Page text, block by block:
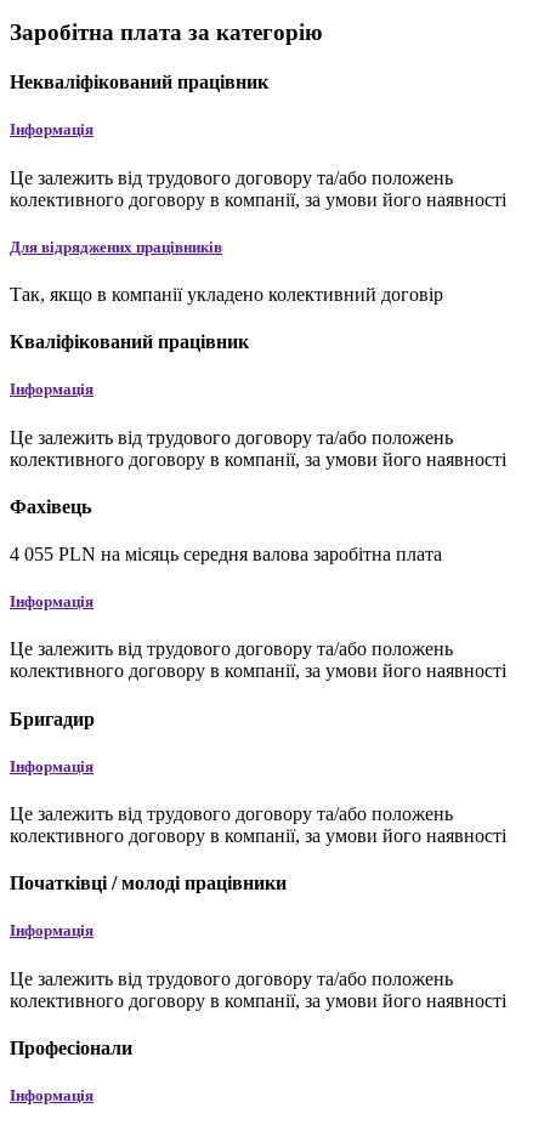
Заробітна плата за категорію
Некваліфікований працівник
Інформація
Це залежить від трудового договору та/або положень
колективного договору в компанії, за умови його наявності
Для відряджених працівників
Так, якщо в компанії укладено колективний договір
Кваліфікований працівник
Інформація
Це залежить від трудового договору та/або положень
колективного договору в компанії, за умови його наявності
Фахівець
4 055 PLN на місяць середня валова заробітна плата
Інформація
Це залежить від трудового договору та/або положень
колективного договору в компанії, за умови його наявності
Бригадир
Інформація
Це залежить від трудового договору та/або положень
колективного договору в компанії, за умови його наявності
Початківці / молоді працівники
Інформація
Це залежить від трудового договору та/або положень
колективного договору в компанії, за умови його наявності
Професіонали
Інформація